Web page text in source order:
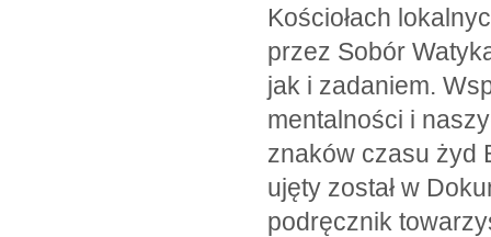
Kościołach
przez Sobór
jak i zadaniem.
mentalności i
znaków czasu żyd
ujęty został w
podręcznik